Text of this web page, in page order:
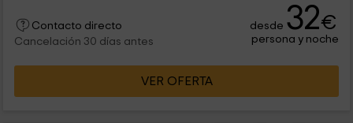
Contacto directo
Cancelación 30 días antes
desde 32€
persona y noche
VER OFERTA